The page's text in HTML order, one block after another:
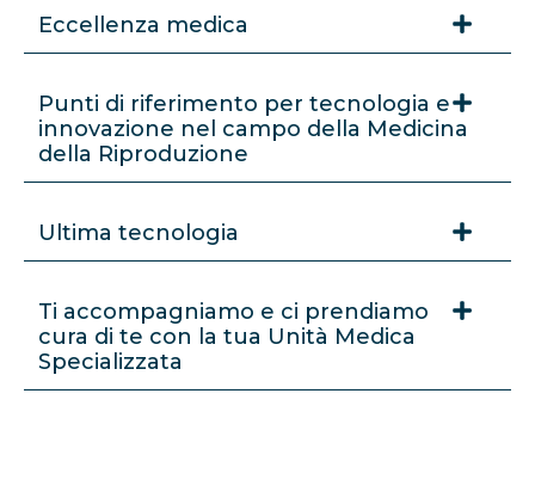
Eccellenza medica
Punti di riferimento per tecnologia e
innovazione nel campo della Medicina
della Riproduzione
Ultima tecnologia
Ti accompagniamo e ci prendiamo
cura di te con la tua Unità Medica
Specializzata